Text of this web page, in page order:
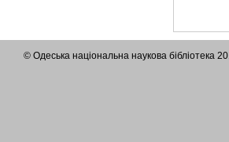
© Одеська національна наукова бібліотека